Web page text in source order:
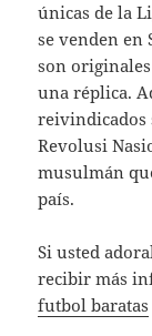
únicas de la
se venden en
son originales
una réplica.
reivindicados
Revolusi
musulmán
país.
Si usted
recibir más
futbol baratas